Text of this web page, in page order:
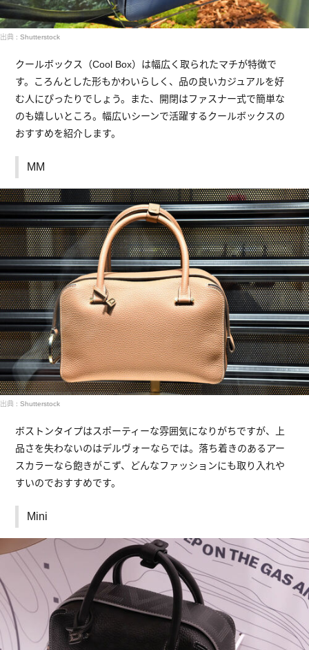
出典 : Shutterstock
クールボックス（Cool Box）は幅広く取られたマチが特徴で
す。ころんとした形もかわいらしく、品の良いカジュアルを好
む人にぴったりでしょう。また、開閉はファスナー式で簡単な
のも嬉しいところ。幅広いシーンで活躍するクールボックスの
おすすめを紹介します。
MM
出典 : Shutterstock
ボストンタイプはスポーティーな雰囲気になりがちですが、上
品さを失わないのはデルヴォーならでは。落ち着きのあるアー
スカラーなら飽きがこず、どんなファッションにも取り入れや
すいのでおすすめです。
Mini